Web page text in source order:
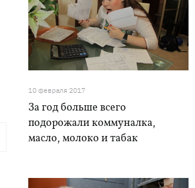
10 февраля 2017
За год больше всего
подорожали коммуналка,
масло, молоко и табак